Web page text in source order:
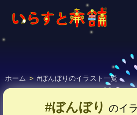
ホーム > #ぼんぼりのイラスト一覧
#ぼんぼり のイ